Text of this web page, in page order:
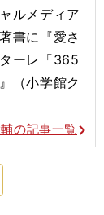
ルメディア
書に『愛さ
ーレ「365
（小学館ク
の記事一覧